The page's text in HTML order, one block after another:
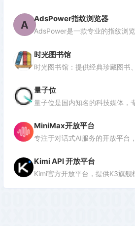
A AdsPower指纹浏览器
时光图书馆
量子位
MiniMax开放平台
Kimi API 开放平台